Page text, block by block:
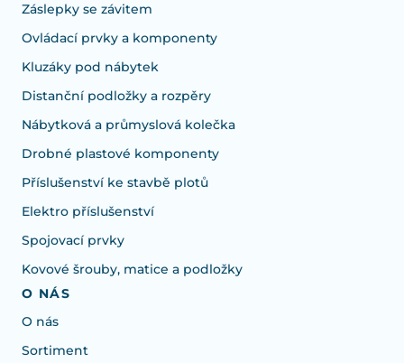
Záslepky se závitem
Ovládací prvky a komponenty
Kluzáky pod nábytek
Distanční podložky a rozpěry
Nábytková a průmyslová kolečka
Drobné plastové komponenty
Příslušenství ke stavbě plotů
Elektro příslušenství
Spojovací prvky
Kovové šrouby, matice a podložky
O NÁS
O nás
Sortiment